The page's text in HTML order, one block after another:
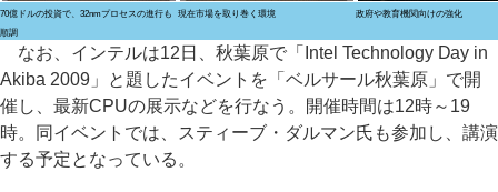
70億ドルの投資で、32nmプロセスの進行も
順調
現在市場を取り巻く環境 政府や教育機関向けの強化
なお、インテルは12日、秋葉原で「Intel Technology Day in
Akiba 2009」と題したイベントを「ベルサール秋葉原」で開
催し、最新CPUの展示などを行なう。開催時間は12時～19
時。同イベントでは、スティーブ・ダルマン氏も参加し、講演
する予定となっている。